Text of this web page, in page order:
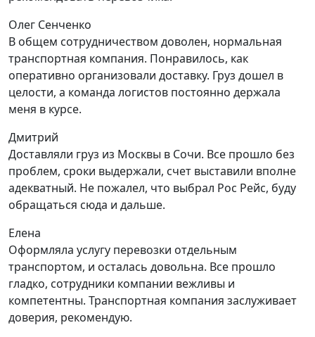
Олег Сенченко
В общем сотрудничеством доволен, нормальная
транспортная компания. Понравилось, как
оперативно организовали доставку. Груз дошел в
целости, а команда логистов постоянно держала
меня в курсе.
Дмитрий
Доставляли груз из Москвы в Сочи. Все прошло без
проблем, сроки выдержали, счет выставили вполне
адекватный. Не пожалел, что выбрал Рос Рейс, буду
обращаться сюда и дальше.
Елена
Оформляла услугу перевозки отдельным
транспортом, и осталась довольна. Все прошло
гладко, сотрудники компании вежливы и
компетентны. Транспортная компания заслуживает
доверия, рекомендую.